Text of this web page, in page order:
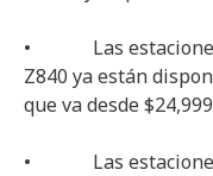
• Las estaciones
Z840 ya están
que va desde
• Las estaciones